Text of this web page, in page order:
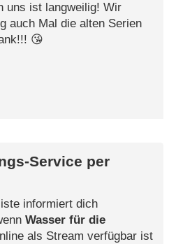
uns ist langweilig! Wir
auch Mal die alten Serien
😘
Service per
informiert dich
Wasser für die
als Stream verfügbar ist